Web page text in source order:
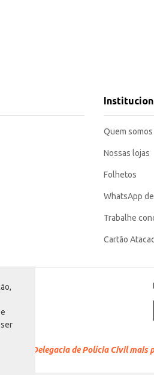
Quem somos
Nossas lojas
Folhetos
WhatsApp
Trabalhe
Cartão
a Delegacia de Polícia Civil